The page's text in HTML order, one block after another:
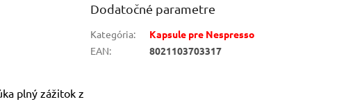
plný zážitok z
Dodatočné parametre
Kategória:
Kapsule pre Nespresso
EAN: 8021103703317